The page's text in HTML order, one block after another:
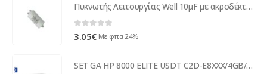
Πυκνωτής Λειτουργίας Well 10μF με ακροδέκτη 4pins 400V MOTCAP-10UF-PN-WL ( 17415 )
0 out of 5
3.05€ Με φπα 24%
SET GA HP 8000 ELITE USDT C2D-E8XXX/4GB/250GB/DVD/WIN7PC